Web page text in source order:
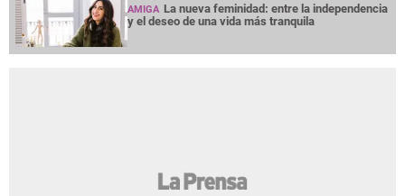
AMIGA La nueva feminidad: entre la independencia
y el deseo de una vida más tranquila